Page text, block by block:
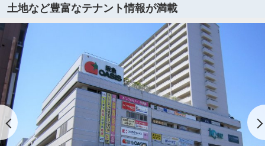
土地など豊富なテナント情報が満載